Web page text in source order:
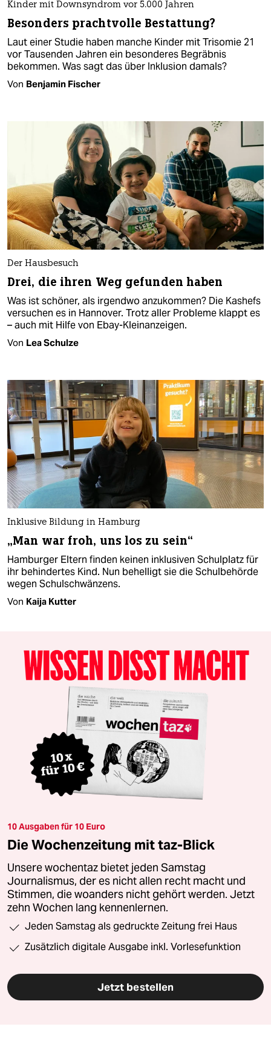
Kinder mit Down­syndrom vor 5.000 Jahren
Besonders prachtvolle Bestattung?
Laut einer Studie haben manche Kinder mit Trisomie 21
vor Tausenden Jahren ein besonderes Begräbnis
bekommen. Was sagt das über Inklusion damals?
Von Benjamin Fischer
Der Hausbesuch
Drei, die ihren Weg gefunden haben
Was ist schöner, als irgendwo anzukommen? Die Kashefs
versuchen es in Hannover. Trotz aller Probleme klappt es
– auch mit Hilfe von Ebay-Kleinanzeigen.
Von Lea Schulze
Inklusive Bildung in Hamburg
„Man war froh, uns los zu sein“
Hamburger Eltern finden keinen inklusiven Schulplatz für
ihr behindertes Kind. Nun behelligt sie die Schulbehörde
wegen Schulschwänzens.
Von Kaija Kutter
10 Ausgaben für 10 Euro
Die Wochenzeitung mit taz-Blick
Unsere wochentaz bietet jeden Samstag
Journalismus, der es nicht allen recht macht und
Stimmen, die woanders nicht gehört werden. Jetzt
zehn Wochen lang kennenlernen.
Jeden Samstag als gedruckte Zeitung frei Haus
Zusätzlich digitale Ausgabe inkl. Vorlesefunktion
Jetzt bestellen